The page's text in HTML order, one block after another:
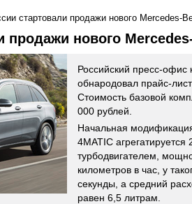
стартовали продажи нового Mercedes-
продажи нового
Российский пресс-офис
обнародовал прайс-
Стоимость базовой
000 рублей.
Начальная
4MATIC
турбодвигателем,
километров в час, у
секунды, а средний
равен 6,5 литрам.